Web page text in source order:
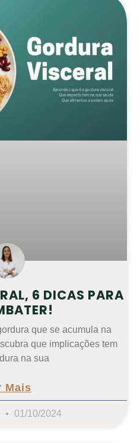
6 DICAS PARA
que se acumula na
que implicações tem
na sua
Mais
01/10/2024